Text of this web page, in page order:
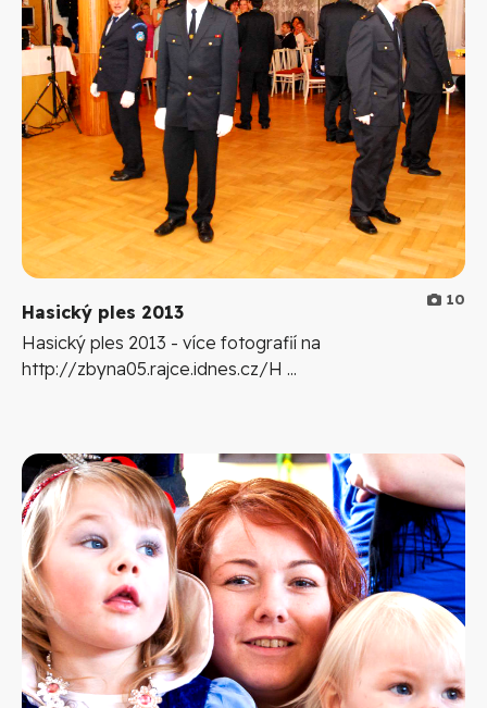
10
Hasický ples 2013
Hasický ples 2013 - více fotografií na
http://zbyna05.rajce.idnes.cz/H ...